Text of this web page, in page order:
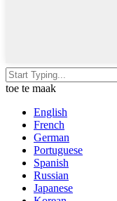
toe te maak
English
French
German
Portuguese
Spanish
Russian
Japanese